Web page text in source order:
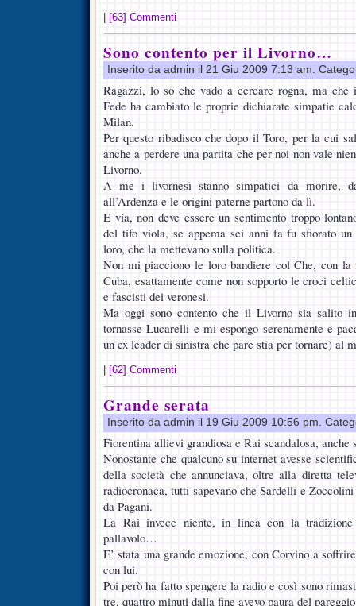
[63] Commenti
Sono contento per il Livorno…
Inserito da admin il 21 Giu 2009 7:13 am.
Ragazzi, lo so che vado a cercare rogna, ma
Fede ha cambiato le proprie dichiarate simpatie
Milan.
Per questo ribadisco che dopo il Toro, per la cui
anche a perdere una partita che per noi non vale
Livorno.
A me i livornesi stanno simpatici da morire,
all’Ardenza e le origini paterne partono da lì.
E via, non deve essere un sentimento troppo
del tifo viola, se appema sei anni fa fu sfiorato
loro, che la mettevano sulla politica.
Non mi piacciono le loro bandiere col Che, con
Cuba, esattamente come non sopporto le croci
e fascisti dei veronesi.
Ma oggi sono contento che il Livorno sia salito
tornasse Lucarelli e mi espongo serenamente e
un ex leader di sinistra che pare stia per tornare)
[62] Commenti
Grande serata
Inserito da admin il 19 Giu 2009 10:56 pm.
Fiorentina allievi grandiosa e Rai scandalosa, anche
Nonostante che qualcuno su internet avesse
della società che annunciava, oltre alla diretta
radiocronaca, tutti sapevano che Sardelli e
da Pagani.
La Rai invece niente, in linea con la
pallavolo…
E’ stata una grande emozione, con Corvino a
con lui.
Poi però ha fatto spengere la radio e così sono
tre, quattro minuti dalla fine avevo paura del